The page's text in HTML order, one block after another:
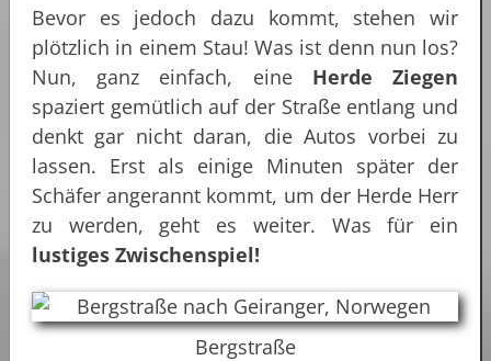
Bevor es jedoch dazu kommt, stehen wir
plötzlich in einem Stau! Was ist denn nun los?
Nun, ganz einfach, eine Herde Ziegen
spaziert gemütlich auf der Straße entlang und
denkt gar nicht daran, die Autos vorbei zu
lassen. Erst als einige Minuten später der
Schäfer angerannt kommt, um der Herde Herr
zu werden, geht es weiter. Was für ein
lustiges Zwischenspiel!
Bergstraße